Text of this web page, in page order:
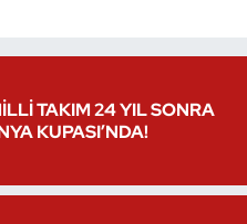
TAKIM 24 YIL SONRA
KUPASI’NDA!